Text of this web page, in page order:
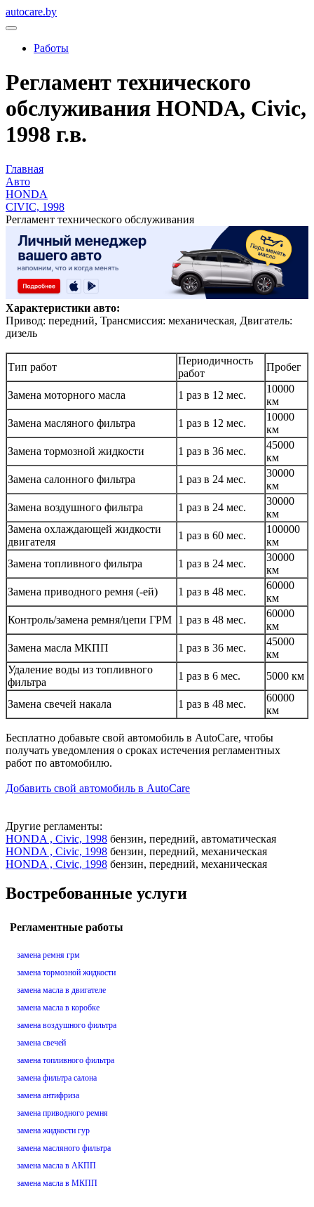
autocare.by
Работы
Регламент технического
обслуживания HONDA, Civic,
1998 г.в.
Главная
Авто
HONDA
CIVIC, 1998
Регламент технического обслуживания
Характеристики авто:
Привод: передний, Трансмиссия: механическая, Двигатель:
дизель
Тип работ
Периодичность
работ
Пробег
Замена моторного масла 1 раз в 12 мес.
10000
км
Замена масляного фильтра
1 раз в 12 мес.
10000
км
Замена тормозной жидкости
1 раз в 36 мес.
45000
км
Замена салонного фильтра
1 раз в 24 мес.
30000
км
Замена воздушного фильтра
1 раз в 24 мес.
30000
км
Замена охлаждающей жидкости
двигателя
1 раз в 60 мес.
100000
км
Замена топливного фильтра
1 раз в 24 мес.
30000
км
Замена приводного ремня (-ей)
1 раз в 48 мес.
60000
км
Контроль/замена ремня/цепи ГРМ 1 раз в 48 мес.
60000
км
Замена масла МКПП
1 раз в 36 мес.
45000
км
Удаление воды из топливного
фильтра
1 раз в 6 мес. 5000 км
Замена свечей накала 1 раз в 48 мес.
60000
км
Бесплатно добавьте свой автомобиль в AutoCare, чтобы
получать уведомления о сроках истечения регламентных
работ по автомобилю.
Добавить свой автомобиль в AutoCare
Другие регламенты:
HONDA , Civic, 1998 бензин, передний, автоматическая
HONDA , Civic, 1998 бензин, передний, механическая
HONDA , Civic, 1998 бензин, передний, механическая
Востребованные услуги
Регламентные работы
замена ремня грм
замена тормозной жидкости
замена масла в двигателе
замена масла в коробке
замена воздушного фильтра
замена свечей
замена топливного фильтра
замена фильтра салона
замена антифриза
замена приводного ремня
замена жидкости гур
замена масляного фильтра
замена масла в АКПП
замена масла в МКПП